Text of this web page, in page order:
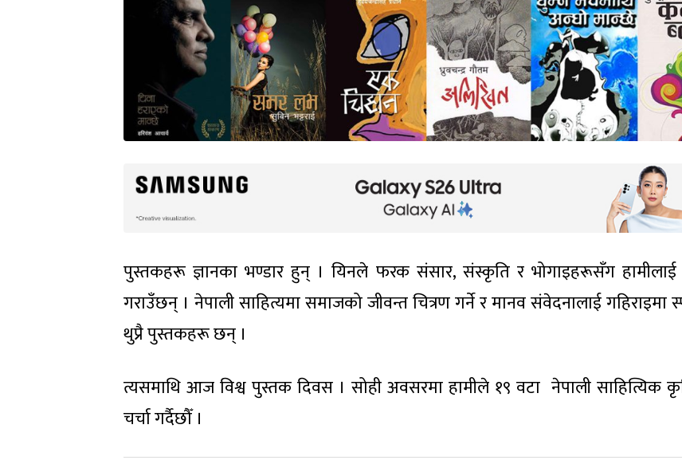
पुस्तकहरू ज्ञानका भण्डार हुन् । यिनले फरक संसार, संस्कृति र भोगाइहरूसँग हामीलाई
गराउँछन् । नेपाली साहित्यमा समाजको जीवन्त चित्रण गर्ने र मानव संवेदनालाई गहिराइमा
थुप्रै पुस्तकहरू छन् ।
त्यसमाथि आज विश्व पुस्तक दिवस । सोही अवसरमा हामीले १९ वटा नेपाली साहित्यिक
चर्चा गर्दैछौँ ।